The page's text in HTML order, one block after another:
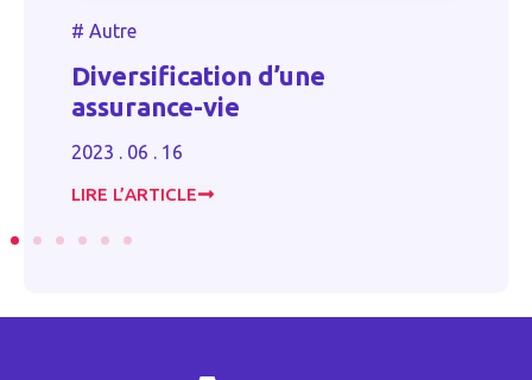
# Autre
Diversification d’une
assurance-vie
2023 . 06 . 16
LIRE L’ARTICLE